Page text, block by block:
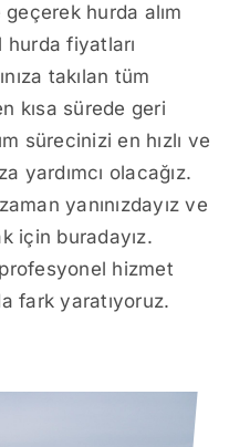
hurda alım
fiyatları
takılan tüm
kısa sürede geri
sürecinizi en hızlı ve
yardımcı olacağız.
yanınızdayız ve
için buradayız.
hizmet
fark yaratıyoruz.